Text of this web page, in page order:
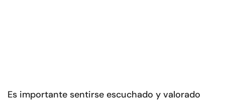
Es importante sentirse escuchado y valorado